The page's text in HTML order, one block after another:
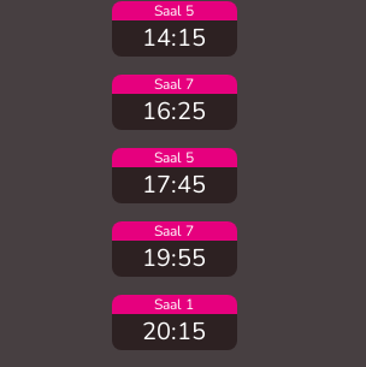
Saal 5
14:15
Saal 7
16:25
Saal 5
17:45
Saal 7
19:55
Saal 1
20:15